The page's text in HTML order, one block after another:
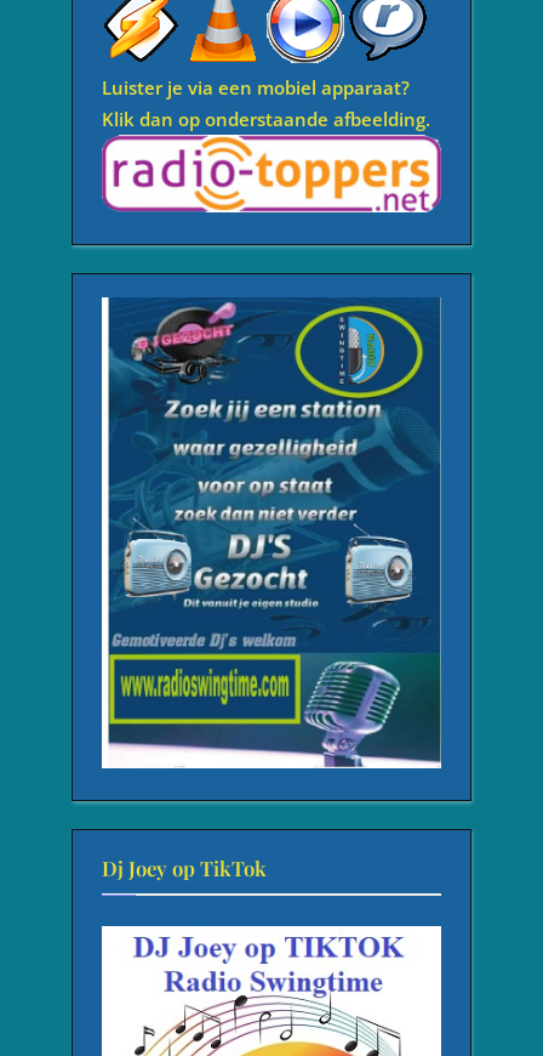
Luister je via een mobiel apparaat?
Klik dan op onderstaande afbeelding.
Dj Joey op TikTok